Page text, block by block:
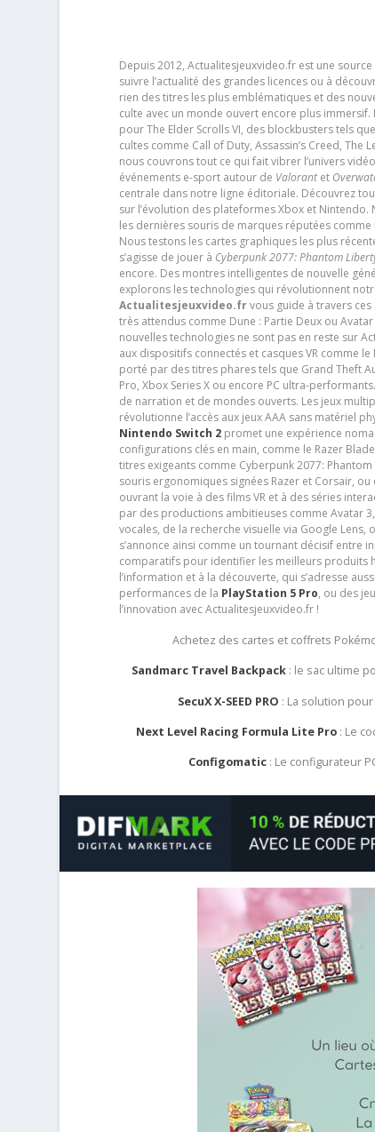
Depuis 2012, Actualitesjeuxvideo.fr est une
suivre l’actualité des grandes licences ou à
rien des titres les plus emblématiques et des
culte avec un monde ouvert encore plus
pour The Elder Scrolls VI, des blockbusters tels que
cultes comme Call of Duty, Assassin’s Creed,
nous couvrons tout ce qui fait vibrer l’univers
événements e-sport autour de Valorantet
centrale dans notre ligne éditoriale. Découvrez
sur l’évolution des plateformes Xbox et
les dernières souris de marques réputées
Nous testons les cartes graphiques les plus
s’agisse de jouer à Cyberpunk 2077: Phantom
encore. Des montres intelligentes de nouvelle
explorons les technologies qui révolutionnent
Actualitesjeuxvideo.frvous guide à travers ces
très attendus comme Dune : Partie Deux ou
nouvelles technologies ne sont pas en reste sur
aux dispositifs connectés et casques VR comme
porté par des titres phares tels que Grand Theft
Pro, Xbox Series X ou encore PC ultra-
de narration et de mondes ouverts. Les jeux
révolutionne l’accès aux jeux AAA sans matériel
Nintendo Switch 2promet une expérience
configurations clés en main, comme le Razer
titres exigeants comme Cyberpunk 2077:
souris ergonomiques signées Razer et Corsair,
ouvrant la voie à des films VR et à des séries
par des productions ambitieuses comme Avatar
vocales, de la recherche visuelle via Google Lens,
s’annonce ainsi comme un tournant décisif
comparatifs pour identifier les meilleurs produits
l’information et à la découverte, qui s’adresse
performances de la PlayStation 5 Pro, ou des
l’innovation avec Actualitesjeuxvideo.fr !
Achetez des cartes et coffrets
Sandmarc Travel Backpack: le sac ultime
SecuX X-SEED PRO : La solution
Next Level Racing Formula Lite Pro: Le
Configomatic : Le configurateur